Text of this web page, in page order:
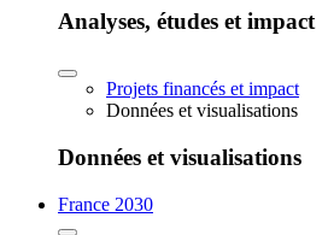
Analyses, études et impact
Projets financés et impact
Données et visualisations
Données et visualisations
France 2030